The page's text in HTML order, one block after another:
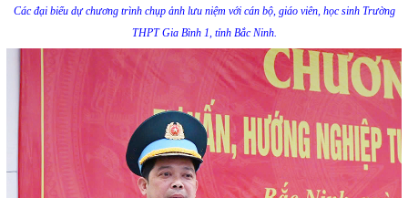
Các đại biểu dự chương trình chụp ảnh lưu niệm với cán bộ, giáo viên, học sinh Trường
THPT Gia Bình 1, tỉnh Bắc Ninh.